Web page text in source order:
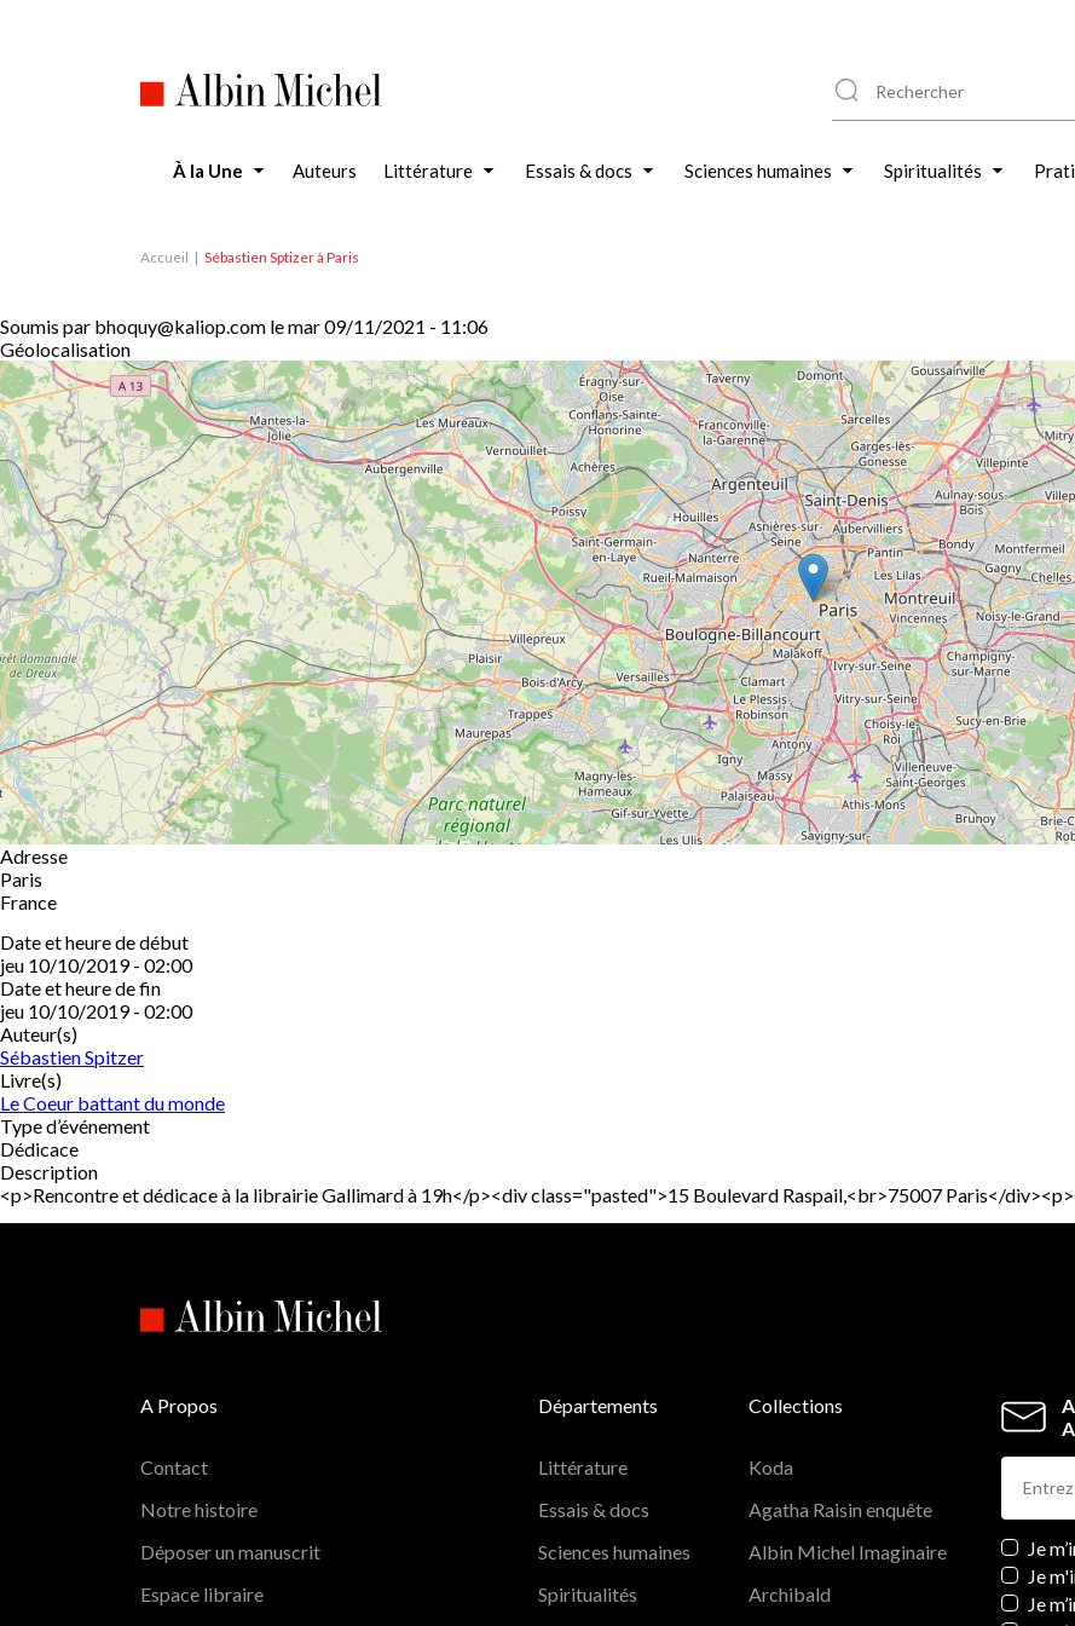
À la Une Auteurs Littérature Essais & docs Sciences humaines Spiritualités
Accueil Sébastien Sptizer à Paris
Soumis par bhoquy@kaliop.com lemar 09/11/2021 - 11:06
Géolocalisation
Adresse
Paris
France
Date et heure de début
jeu 10/10/2019 - 02:00
Date et heure de fin
jeu 10/10/2019 - 02:00
Auteur(s)
Sébastien Spitzer
Livre(s)
Le Coeur battant du monde
Type d’événement
Dédicace
Description
<p>Rencontre et dédicace à la librairie Gallimard à 19h</p><div class="pasted">15 Boulevard Raspail,<br>75007 Paris</
Je
Je
Je
A Propos
Contact
Notre histoire
Déposer un manuscrit
Espace libraire
Départements
Littérature
Essais & docs
Sciences humaines
Spiritualités
Collections
Koda
Agatha Raisin enquête
Albin Michel Imaginaire
Archibald